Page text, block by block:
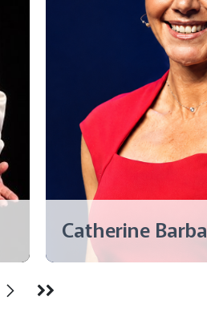
Catherine Barba